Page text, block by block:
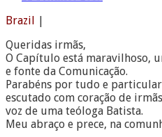
Brazil |
Queridas irmãs,
O Capítulo está maravilhoso,
e fonte da Comunicação.
Parabéns por tudo e
escutado com coração de
voz de uma teóloga Batista.
Meu abraço e prece, na